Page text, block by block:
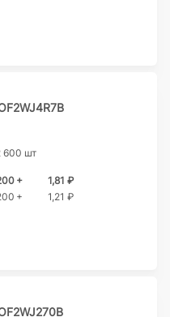
600 шт
+
1,81 ₽
+
1,21 ₽